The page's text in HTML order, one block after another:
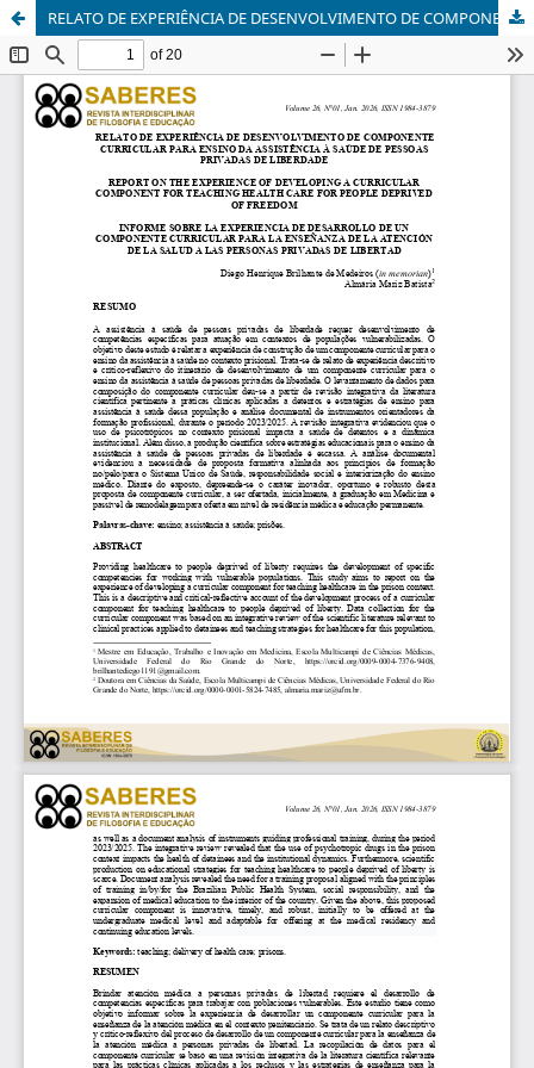
RELATO DE EXPERIÊNCIA DE DESENVOLVIMENTO DE COMPONENTE CURRICULAR PARA ENSINO DA ASSISTÊNCIA À SAÚDE DE PESSOAS PRIVADAS DE LIBERDADE